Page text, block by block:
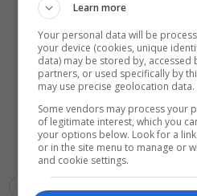
Superliga E Kosovës Në Basketboll
Learn more
Your personal data will be
your device (cookies, unique
data) may be stored by, accessed
partners, or used specifically by
may use precise geolocation data.
Some vendors may process your
of legitimate interest, which you
your options below. Look for a
or in the site menu to manage or
and cookie settings.